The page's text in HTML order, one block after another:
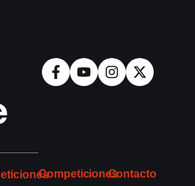
CompeticionesContacto